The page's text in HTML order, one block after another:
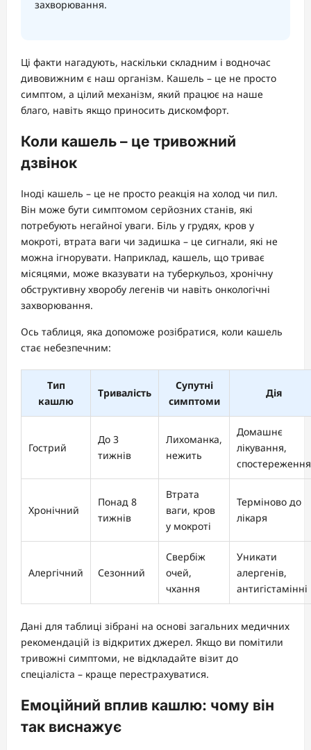
захворювання.
Ці факти нагадують, наскільки складним і водночас
дивовижним є наш організм. Кашель – це не просто
симптом, а цілий механізм, який працює на наше
благо, навіть якщо приносить дискомфорт.
Коли кашель – це тривожний
дзвінок
Іноді кашель – це не просто реакція на холод чи пил.
Він може бути симптомом серйозних станів, які
потребують негайної уваги. Біль у грудях, кров у
мокроті, втрата ваги чи задишка – це сигнали, які не
можна ігнорувати. Наприклад, кашель, що триває
місяцями, може вказувати на туберкульоз, хронічну
обструктивну хворобу легенів чи навіть онкологічні
захворювання.
Ось таблиця, яка допоможе розібратися, коли кашель
стає небезпечним:
Тип
кашлю
Тривалість
Супутні
симптоми
Дія
Гострий
До 3
тижнів
Лихоманка,
нежить
Домашнє
лікування,
спостереження
Хронічний
Понад 8
тижнів
Втрата
ваги, кров
у мокроті
Терміново до
лікаря
Алергічний Сезонний
Свербіж
очей,
чхання
Уникати
алергенів,
антигістамінні
Дані для таблиці зібрані на основі загальних медичних
рекомендацій із відкритих джерел. Якщо ви помітили
тривожні симптоми, не відкладайте візит до
спеціаліста – краще перестрахуватися.
Емоційний вплив кашлю: чому він
так виснажує